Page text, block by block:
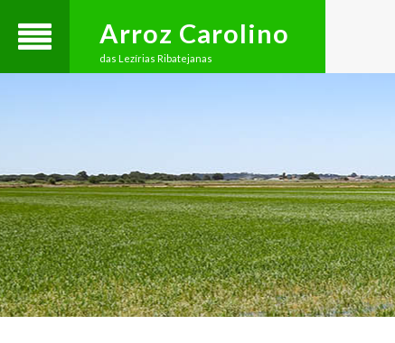
Arroz Carolino
das Lezírias Ribatejanas